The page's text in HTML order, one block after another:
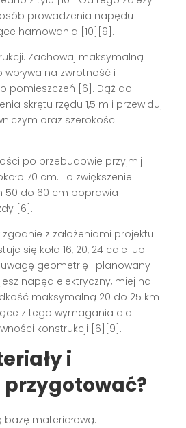
prowadzenia napędu i
hamowania [10][9].
Zachowaj maksymalną
na zwrotność i
pomieszczeń [6]. Dąż do
skrętu rzędu 1,5 m i przewiduj
oraz szerokości
po przebudowie przyjmij
70 cm. To zwiększenie
50 do 60 cm poprawia
[6].
z założeniami projektu.
się koła 16, 20, 24 cale lub
geometrię i planowany
napęd elektryczny, miej na
maksymalną 20 do 25 km
z tego wymagania dla
konstrukcji [6][9].
i
materiałową.